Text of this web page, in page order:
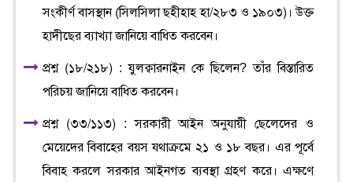
সংকীর্ণ বাসস্থান (সিলসিলা ছহীহাহ হা/২৮৩ ও ১৯০৩)। উক্ত
হাদীছের ব্যাখ্যা জানিয়ে বাধিত করবেন।
প্রশ্ন (১৮/২১৮) : যুলক্বারনাইন কে ছিলেন? তাঁর বিস্তারিত
পরিচয় জানিয়ে বাধিত করবেন।
প্রশ্ন (৩৩/১১৩) : সরকারী আইন অনুযায়ী ছেলেদের ও
মেয়েদের বিবাহের বয়স যথাক্রমে ২১ ও ১৮ বছর। এর পূর্বে
বিবাহ করলে সরকার আইনগত ব্যবস্থা গ্রহণ করে। এক্ষণে